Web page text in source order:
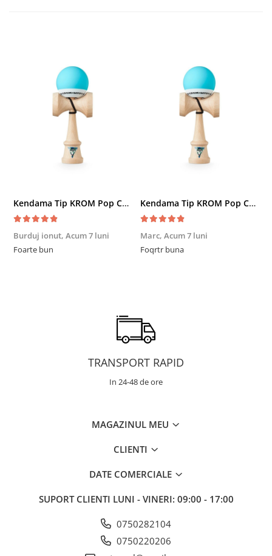
Kendama Tip KROM Pop Chrome Pop LOL Clear, Sky Blue
Burduj ionut, Acum 7 luni
Foarte bun
Kendama Tip KROM Pop Chrome Pop LOL Clear, Sky Blue
Marc, Acum 7 luni
Foqrtr buna
TRANSPORT RAPID
In 24-48 de ore
MAGAZINUL MEU
CLIENTI
DATE COMERCIALE
SUPORT CLIENTI LUNI - VINERI: 09:00 - 17:00
0750282104
0750220206